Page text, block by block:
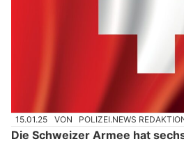
15.01.25 VON POLIZEI.NEWS
Die Schweizer Armee hat